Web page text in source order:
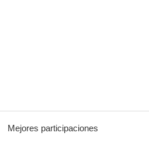
Mejores participaciones